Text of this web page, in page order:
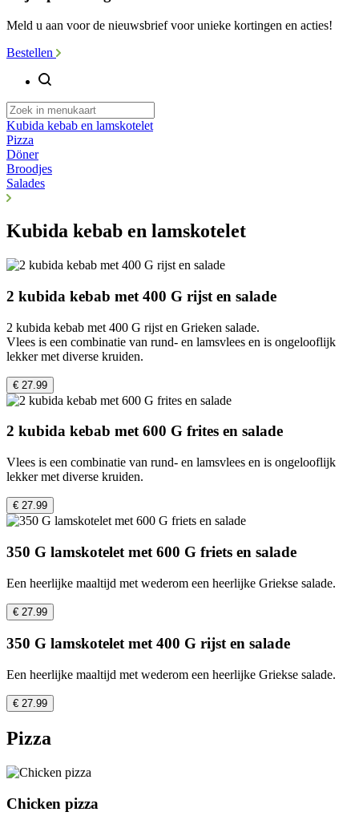
Meld u aan voor de nieuwsbrief voor unieke kortingen en acties!
Bestellen
Kubida kebab en lamskotelet
Pizza
Döner
Broodjes
Salades
Kubida kebab en lamskotelet
2 kubida kebab met 400 G rijst en salade
2 kubida kebab met 400 G rijst en Grieken salade.
Vlees is een combinatie van rund- en lamsvlees en is ongelooflijk
lekker met diverse kruiden.
€ 27.99
2 kubida kebab met 600 G frites en salade
Vlees is een combinatie van rund- en lamsvlees en is ongelooflijk
lekker met diverse kruiden.
€ 27.99
350 G lamskotelet met 600 G friets en salade
Een heerlijke maaltijd met wederom een ​​heerlijke Griekse salade.
€ 27.99
350 G lamskotelet met 400 G rijst en salade
Een heerlijke maaltijd met wederom een ​​heerlijke Griekse salade.
€ 27.99
Pizza
Chicken pizza